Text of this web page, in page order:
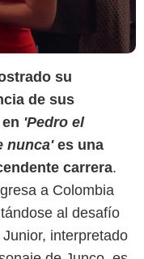
su
de sus
'Pedro el
nunca'es una
carrera.
a Colombia
al desafío
interpretado